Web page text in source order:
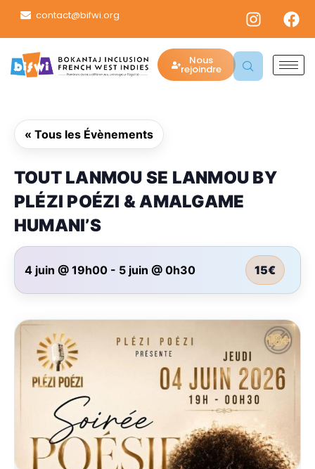
contact@bifwi.org
Nous
rejoindre
« Tous les Évènements
TOUT LANMOU SE LANMOU BY
PLÉZI POÉZI & AMALGAME
HUMANI’S
4 juin @ 19h00 - 5 juin @ 0h30 15€